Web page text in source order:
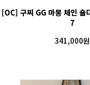
[OC] 구찌 GG 마몽 체인
7
341,000원